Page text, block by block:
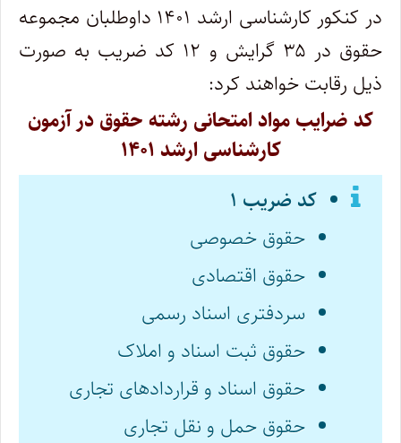
در کنکور کارشناسی ارشد ۱۴۰۱ داوطلبان مجموعه
حقوق در ۳۵ گرایش و ۱۲ کد ضریب به صورت
ذیل رقابت خواهند کرد:
کد ضرایب مواد امتحانی رشته حقوق در آزمون
کارشناسی ارشد ۱۴۰۱
کد ضریب ۱
حقوق خصوصی
حقوق اقتصادی
سردفتری اسناد رسمی
حقوق ثبت اسناد و املاک
حقوق اسناد و قراردادهای تجاری
حقوق حمل و نقل تجاری